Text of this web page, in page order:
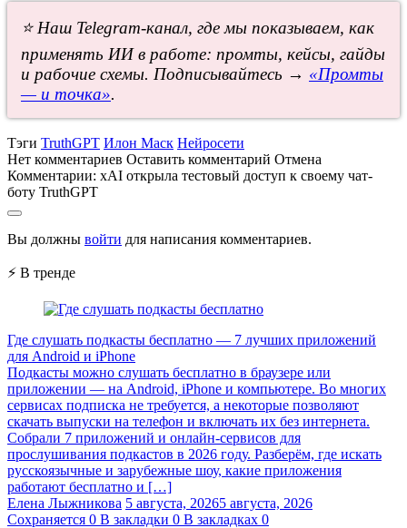
⭐ Наш Telegram-канал, где мы показываем, как
применять ИИ в работе: промты, кейсы, гайды
и рабочие схемы. Подписывайтесь → «Промты
— и точка».
Тэги TruthGPT Илон Маск Нейросети
Нет комментариев Оставить комментарий Отмена
Комментарии: xAI открыла тестовый доступ к своему чат-
боту TruthGPT
Вы должны войти для написания комментариев.
⚡ В тренде
Где слушать подкасты бесплатно — 7 лучших приложений
для Android и iPhone
Подкасты можно слушать бесплатно в браузере или
приложении — на Android, iPhone и компьютере. Во многих
сервисах подписка не требуется, а некоторые позволяют
скачать выпуски на телефон и включать их без интернета.
Собрали 7 приложений и онлайн-сервисов для
прослушивания подкастов в 2026 году. Разберём, где искать
русскоязычные и зарубежные шоу, какие приложения
работают бесплатно и […]
Елена Лыжникова 5 августа, 20265 августа, 2026
Сохраняется 0 В закладки 0 В закладках 0